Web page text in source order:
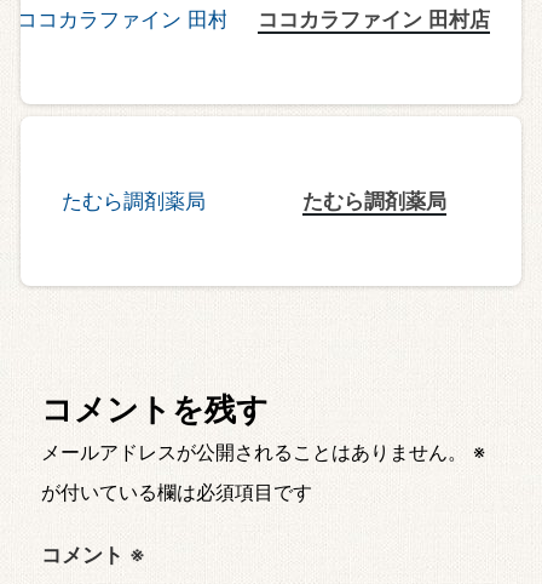
ココカラファイン 田村店
たむら調剤薬局
コメントを残す
メールアドレスが公開されることはありません。
※
が付いている欄は必須項目です
コメント ※